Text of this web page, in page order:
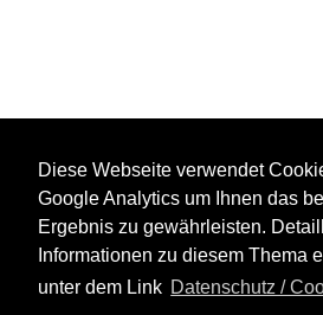
Diese Webseite verwendet
Google Analytics um Ihnen das
Ergebnis zu gewährleisten.
Informationen zu diesem Thema
unter dem Link Datenschutz /